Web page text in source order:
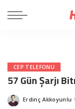
CEP TELEFONU
57 Gün Şarjı
Posted
Erdinç Akkoyunlu